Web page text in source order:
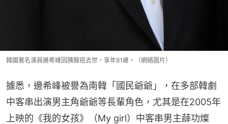
韓國著名演員邊希峰因胰腺癌去世，享年81歲。（網絡圖片）
據悉，邊希峰被譽為南韓「國民爺爺」，在多部韓劇
中客串出演男主角爺爺等長輩角色，尤其是在2005年
上映的《我的女孩》（My girl）中客串男主薛功燦